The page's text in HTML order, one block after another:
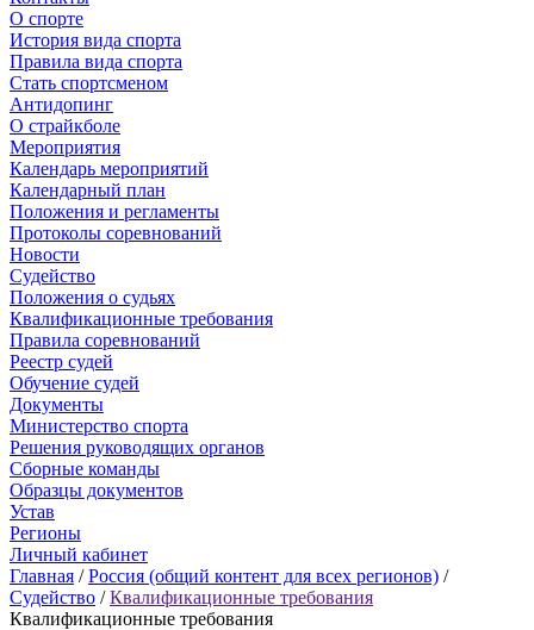
О спорте
История вида спорта
Правила вида спорта
Стать спортсменом
Антидопинг
О страйкболе
Мероприятия
Календарь мероприятий
Календарный план
Положения и регламенты
Протоколы соревнований
Новости
Судейство
Положения о судьях
Квалификационные требования
Правила соревнований
Реестр судей
Обучение судей
Документы
Министерство спорта
Решения руководящих органов
Сборные команды
Образцы документов
Устав
Регионы
Личный кабинет
Главная / Россия (общий контент для всех регионов) /
Судейство / Квалификационные требования
Квалификационные требования